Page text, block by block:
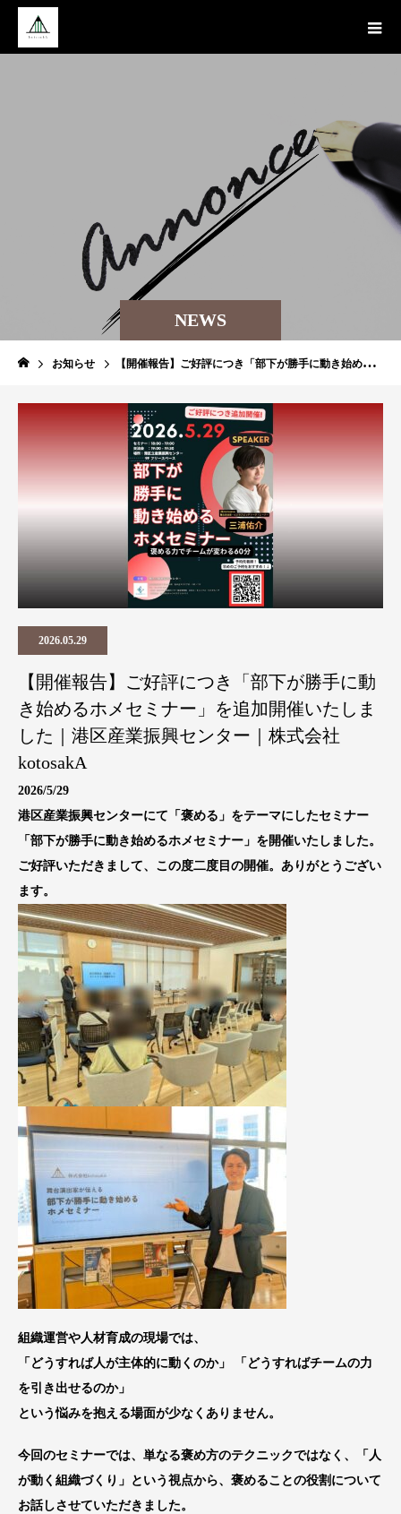
NEWS
お知らせ 【開催報告】ご好評につき「部下が勝手に動き始めるホメセミナー」を追加開催いたしました｜港区産業振興センター｜株式会社kotosakA
2026.05.29
【開催報告】ご好評につき「部下が勝手に動
き始めるホメセミナー」を追加開催いたしま
した｜港区産業振興センター｜株式会社
kotosakA
2026/5/29
港区産業振興センターにて「褒める」をテーマにしたセミナー
「部下が勝手に動き始めるホメセミナー」を開催いたしました。
ご好評いただきまして、この度二度目の開催。ありがとうござい
ます。
組織運営や人材育成の現場では、
「どうすれば人が主体的に動くのか」 「どうすればチームの力
を引き出せるのか」
という悩みを抱える場面が少なくありません。
今回のセミナーでは、単なる褒め方のテクニックではなく、「人
が動く組織づくり」という視点から、褒めることの役割について
お話しさせていただきました。